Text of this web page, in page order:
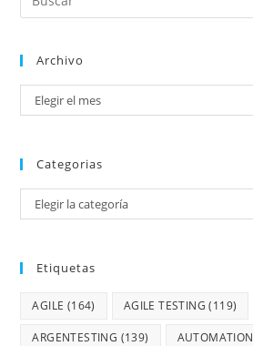
Archivo
Elegir el mes
Categorias
Elegir la categoría
Etiquetas
AGILE (164) AGILE TESTING (119)
ARGENTESTING (139) AUTOMATION